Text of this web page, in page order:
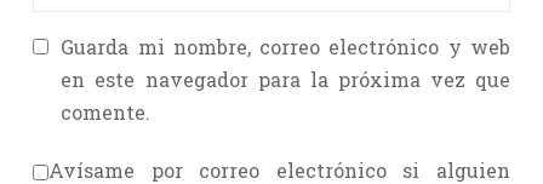
Guarda mi nombre, correo electrónico y web
en este navegador para la próxima vez que
comente.
Avísame por correo electrónico si alguien